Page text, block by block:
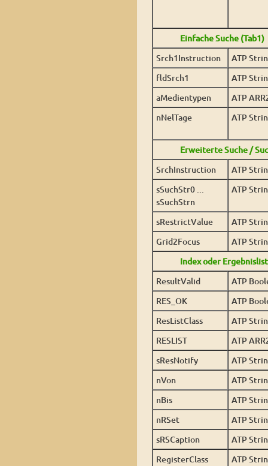
Einfache Suche (Tab1)
Srch1Instruction
ATP
fldSrch1
ATP
aMedientypen
ATP
nNelTage
ATP
Erweiterte Suche /
SrchInstruction
ATP
sSuchStr0 ...
sSuchStrn
ATP
sRestrictValue
ATP
Grid2Focus
ATP
Index oder
ResultValid
ATP
RES_OK
ATP
ResListClass
ATP
RESLIST
ATP
sResNotify
ATP
nVon
ATP
nBis
ATP
nRSet
ATP
sRSCaption
ATP
RegisterClass
ATP